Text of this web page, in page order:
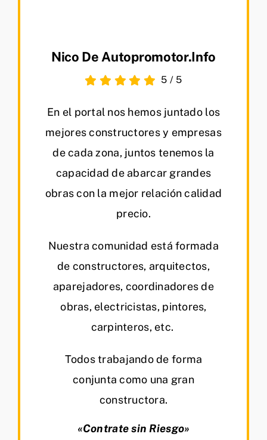
Nico De Autopromotor.info
5 / 5
En el portal nos hemos juntado los
mejores constructores y empresas
de cada zona, juntos tenemos la
capacidad de abarcar grandes
obras con la mejor relación calidad
precio.
Nuestra comunidad está formada
de constructores, arquitectos,
aparejadores, coordinadores de
obras, electricistas, pintores,
carpinteros, etc.
Todos trabajando de forma
conjunta como una gran
constructora.
«Contrate sin Riesgo»